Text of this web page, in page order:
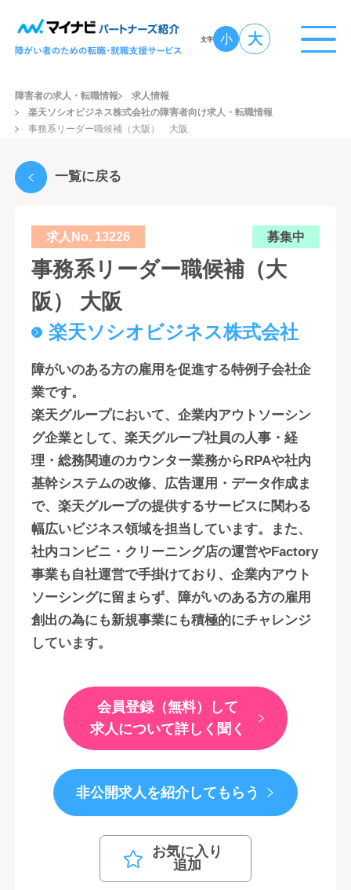
文字 小 大
障害者の求人・転職情報
求人情報
楽天ソシオビジネス株式会社の障害者向け求人・転職情報
事務系リーダー職候補（大阪） 大阪
一覧に戻る
求人No. 13226 募集中
事務系リーダー職候補（大
阪） 大阪
楽天ソシオビジネス株式会社
障がいのある方の雇用を促進する特例子会社企
業です。
楽天グループにおいて、企業内アウトソーシン
グ企業として、楽天グループ社員の人事・経
理・総務関連のカウンター業務からRPAや社内
基幹システムの改修、広告運用・データ作成ま
で、楽天グループの提供するサービスに関わる
幅広いビジネス領域を担当しています。また、
社内コンビニ・クリーニング店の運営やFactory
事業も自社運営で手掛けており、企業内アウト
ソーシングに留まらず、障がいのある方の雇用
創出の為にも新規事業にも積極的にチャレンジ
しています。
会員登録（無料）して
求人について詳しく聞く
非公開求人を紹介してもらう
お気に入り
追加